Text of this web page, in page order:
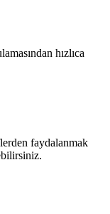
hızlıca
faydalanmak